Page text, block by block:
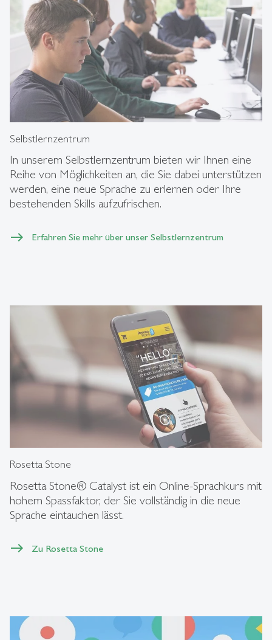
Selbstlernzentrum
In unserem Selbstlernzentrum bieten wir Ihnen eine
Reihe von Möglichkeiten an, die Sie dabei unterstützen
werden, eine neue Sprache zu erlernen oder Ihre
bestehenden Skills aufzufrischen.
Erfahren Sie mehr über unser Selbstlernzentrum
Rosetta Stone
Rosetta Stone® Catalyst ist ein Online-Sprachkurs mit
hohem Spassfaktor, der Sie vollständig in die neue
Sprache eintauchen lässt.
Zu Rosetta Stone